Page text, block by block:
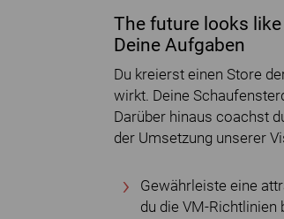
The future looks like
Deine Aufgaben
Du kreierst einen Store
wirkt. Deine
Darüber hinaus coachst
der Umsetzung unserer
Gewährleiste eine
du die VM-Richtlinien